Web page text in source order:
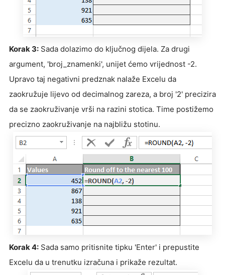
Korak 3: Sada dolazimo do ključnog dijela. Za drugi
argument, 'broj_znamenki', unijet ćemo vrijednost -2.
Upravo taj negativni predznak nalaže Excelu da
zaokružuje lijevo od decimalnog zareza, a broj '2' precizira
da se zaokruživanje vrši na razini stotica. Time postižemo
precizno zaokruživanje na najbližu stotinu.
Korak 4: Sada samo pritisnite tipku 'Enter' i prepustite
Excelu da u trenutku izračuna i prikaže rezultat.